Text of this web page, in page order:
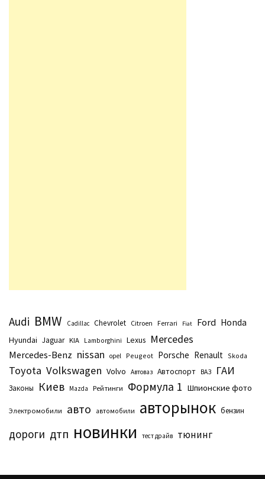
Audi BMW Cadillac Chevrolet Citroen Ferrari Fiat Ford Honda
Hyundai Jaguar KIA Lamborghini Lexus Mercedes
Mercedes-Benz nissan opel Peugeot Porsche Renault Skoda
Toyota Volkswagen Volvo Автоваз Автоспорт ВАЗ ГАИ
Законы Киев Маzda Рейтинги Формула 1 Шпионские фото
Электромобили авто автомобили авторынок бензин
дороги дтп новинки тест драйв тюнинг